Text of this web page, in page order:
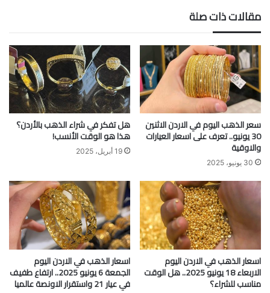
مقالات ذات صلة
سعر الذهب اليوم في الاردن الاثنين
30 يونيو.. تعرف على اسعار العيارات
والاوقية
30 يونيو، 2025
هل تفكر في شراء الذهب بالأردن؟
هذا هو الوقت الأنسب!
19 أبريل، 2025
اسعار الذهب في الاردن اليوم
الاربعاء 18 يونيو 2025.. هل الوقت
مناسب للشراء؟
اسعار الذهب في الاردن اليوم
الجمعة 6 يونيو 2025.. ارتفاع طفيف
في عيار 21 واستقرار الاونصة عالميا